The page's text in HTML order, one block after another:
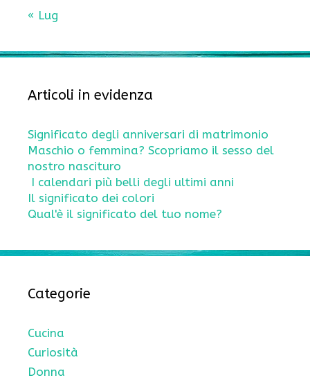
« Lug
Articoli in evidenza
Significato degli anniversari di matrimonio
Maschio o femmina? Scopriamo il sesso del
nostro nascituro
I calendari più belli degli ultimi anni
Il significato dei colori
Qual'è il significato del tuo nome?
Categorie
Cucina
Curiosità
Donna